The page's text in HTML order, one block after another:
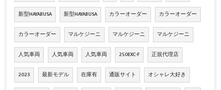
新型HAYABUSA 新型HAYABUSA カラーオーダー カラーオーダー
カラーオーダー マルケジーニ マルケジーニ マルケジーニ
人気車両 人気車両 人気車両 250EXC-F 正規代理店
2023 最新モデル 在庫有 通販サイト オシャレ大好き